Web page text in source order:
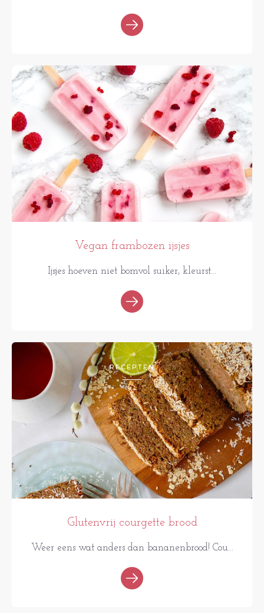
RECEPTEN
Vegan frambozen ijsjes
Ijsjes hoeven niet bomvol suiker, kleurst...
RECEPTEN
Glutenvrij courgette brood
Weer eens wat anders dan bananenbrood! Cou...